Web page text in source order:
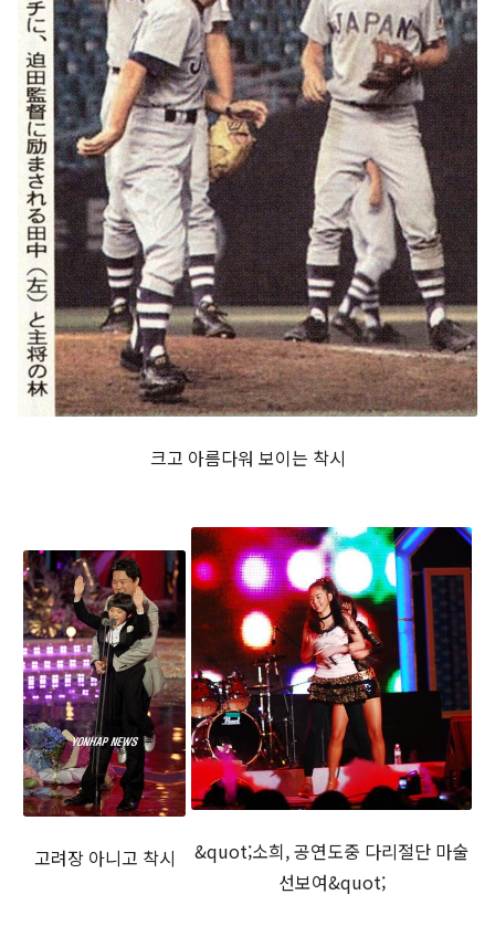
크고 아름다워 보이는 착시
고려장 아니고 착시
&quot;소희, 공연도중 다리절단 마술
선보여&quot;